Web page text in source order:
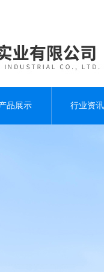
品展示 行业资讯